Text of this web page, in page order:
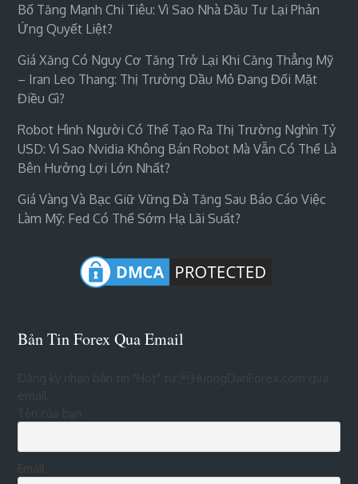
Bố Tăng Mạnh Chi Tiêu: Vì Sao Nhà Đầu Tư Lại Phản
Ứng Quyết Liệt?
Giá Xăng Có Nguy Cơ Tăng Trở Lại Khi Căng Thẳng Mỹ
– Iran Leo Thang: Thị Trường Dầu Mỏ Đang Đối Mặt
Điều Gì?
Robot Hình Người Có Thể Tạo Ra Thị Trường Nghìn Tỷ
USD: Vì Sao Nvidia Không Bán Robot Mà Vẫn Có Thể Là
Bên Hưởng Lợi Lớn Nhất?
Giá Vàng Và Bạc Giữ Vững Đà Tăng Sau Báo Cáo Việc
Làm Mỹ: Fed Có Thể Sớm Hạ Lãi Suất?
Bản Tin Forex Qua Email
Đăng ký nhận bản tin "Hot" từ HuongDanForex.com qua
Tên của bạn